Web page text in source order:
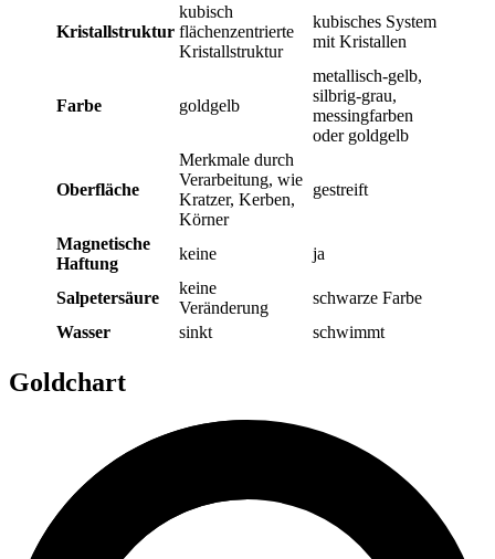
Kristallstruktur
kubisch
flächenzentrierte
Kristallstruktur
kubisches System
mit Kristallen
Farbe goldgelb
metallisch-gelb,
silbrig-grau,
messingfarben
oder goldgelb
Oberfläche
Merkmale durch
Verarbeitung, wie
Kratzer, Kerben,
Körner
gestreift
Magnetische
Haftung
keine ja
Salpetersäure
keine
Veränderung
schwarze Farbe
Wasser
sinkt schwimmt
Goldchart